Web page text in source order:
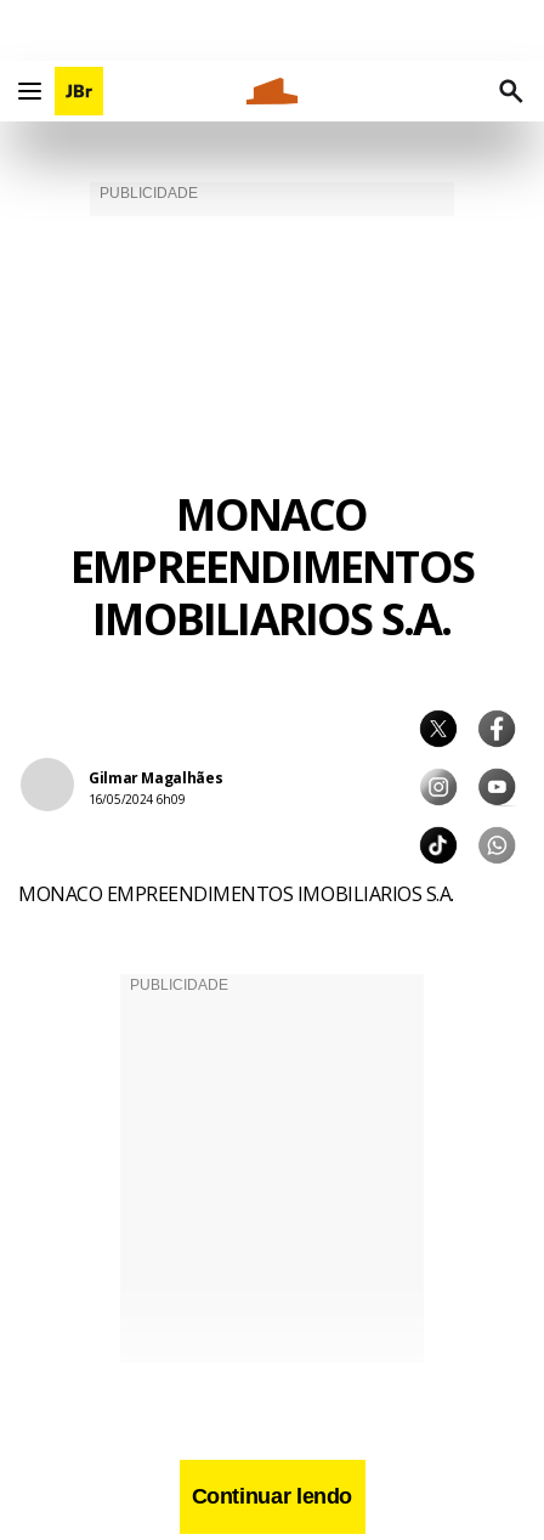
MONACO
EMPREENDIMENTOS
IMOBILIARIOS S.A.
Gilmar Magalhães
16/05/2024 6h09
MONACO EMPREENDIMENTOS IMOBILIARIOS S.A.
Continuar lendo